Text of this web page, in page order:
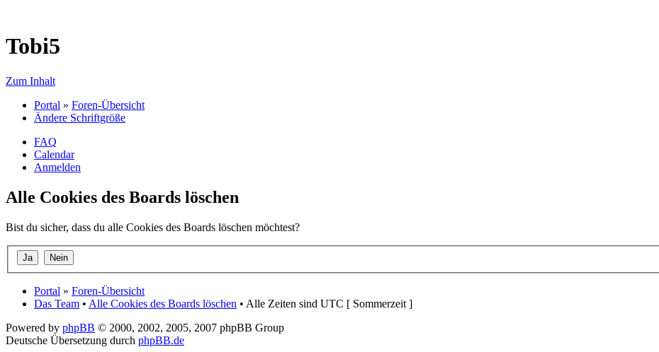
Tobi5
Zum Inhalt
Portal » Foren-Übersicht
Ändere Schriftgröße
FAQ
Calendar
Anmelden
Alle Cookies des Boards löschen
Bist du sicher, dass du alle Cookies des Boards löschen möchtest?
Portal » Foren-Übersicht
Das Team • Alle Cookies des Boards löschen • Alle Zeiten sind UTC [ Sommerzeit ]
Powered by phpBB © 2000, 2002, 2005, 2007 phpBB Group
Deutsche Übersetzung durch phpBB.de